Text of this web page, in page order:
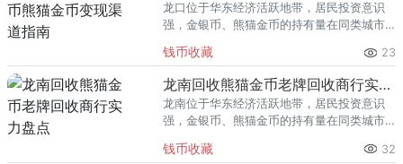
龙口位于华东经济活跃地带，居民投资意识
强，金银币、熊猫金币的持有量在同类城市
熊猫金币的需求就明显升温，但鱼龙混杂的
回收渠道里，能精准识别版别溢
钱币收藏 23
龙南回收熊猫金币老牌回收商行实力盘点
龙南位于华东经济活跃地带，居民投资意识
强，金银币、熊猫金币的持有量在同类城市
熊猫金币的需求就明显升温，但鱼龙混杂的
钱币收藏 32